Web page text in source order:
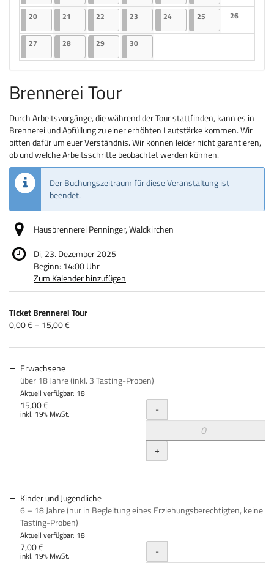
Keine
2020.04.2026
2 Veranstaltungen
21 21.04.2026
2 Veranstaltungen
22 22.04.2026
2 Veranstaltungen
23 23.04.2026
2 Veranstaltungen
2424.04.2026
2 Veranstaltungen
25 25.04.2026
2 Veranstaltungen
26
Keine
27 27.04.2026
2 Veranstaltungen
2828.04.2026
2 Veranstaltungen
2929.04.2026
2 Veranstaltungen
3030.04.2026
2 Veranstaltungen
Brennerei Tour
Durch Arbeitsvorgänge, die während der Tour stattfinden, kann es in
Brennerei und Abfüllung zu einer erhöhten Lautstärke kommen. Wir
bitten dafür um euer Verständnis. Wir können leider nicht garantieren,
ob und welche Arbeitsschritte beobachtet werden können.
Der Buchungszeitraum für diese Veranstaltung ist
beendet.
Hausbrennerei Penninger, Waldkirchen
Di, 23. Dezember 2025
Beginn: 14:00Uhr
Zum Kalender hinzufügen
Produkte
Unkategorisierte
Produkte
Ticket Brennerei Tour
von
bis
0,00 € – 15,00 €
Erwachsene
über 18 Jahre (inkl. 3 Tasting-Proben)
Aktuell verfügbar: 18
15,00 €
inkl. 19% MwSt. Menge
-
+
Kinder und Jugendliche
6 – 18 Jahre (nur in Begleitung eines Erziehungsberechtigten, keine
Tasting-Proben)
Aktuell verfügbar: 18
7,00 €
inkl. 19% MwSt. Menge
-